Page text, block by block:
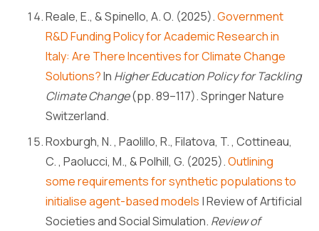
Reale, E., & Spinello, A. O. (2025).Government
R&D Funding Policy for Academic Research in
Italy: Are There Incentives for Climate Change
Solutions?In Higher Education Policy for Tackling
Climate Change(pp. 89–117). Springer Nature
Switzerland.
Roxburgh, N. , Paolillo, R., Filatova, T. , Cottineau,
C. , Paolucci, M., & Polhill, G. (2025).Outlining
some requirements for synthetic populations to
initialise agent-based models | Review of Artificial
Societies and Social Simulation. Review of